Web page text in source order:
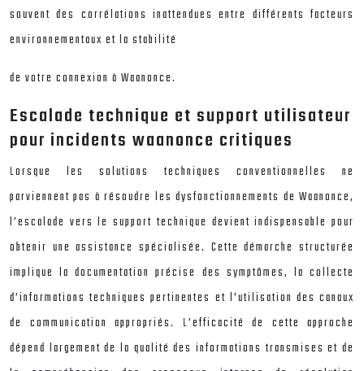
souvent des corrélations inattendues entre différents facteurs
environnementaux et la stabilité
de votre connexion à Waanonce.
Escalade technique et support utilisateur
pour incidents waanonce critiques
Lorsque les solutions techniques conventionnelles ne
parviennent pas à résoudre les dysfonctionnements de Waanonce,
l’escalade vers le support technique devient indispensable pour
obtenir une assistance spécialisée. Cette démarche structurée
implique la documentation précise des symptômes, la collecte
d’informations techniques pertinentes et l’utilisation des canaux
de communication appropriés. L’efficacité de cette approche
dépend largement de la qualité des informations transmises et de